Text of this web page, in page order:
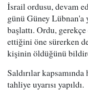
İsrail ordusu, devam
günü Güney Lübnan'a
başlattı. Ordu,
ettiğini öne sürerken
kişinin öldüğünü
Saldırılar
tahliye uyarısı yapıldı.